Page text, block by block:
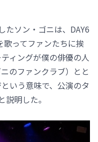
たソン・ゴニは、DAY6
ってファンたちに挨
ィングが僕の俳優の人
のファンクラブ）とと
いう意味で、公演のタ
明した。